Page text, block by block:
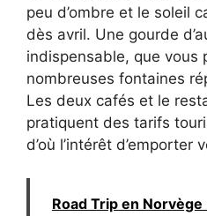
peu d’ombre et le soleil
dès avril. Une gourde
indispensable, que vous
nombreuses fontaines
Les deux cafés et le
pratiquent des tarifs
d’où l’intérêt d’emporter
Road Trip en